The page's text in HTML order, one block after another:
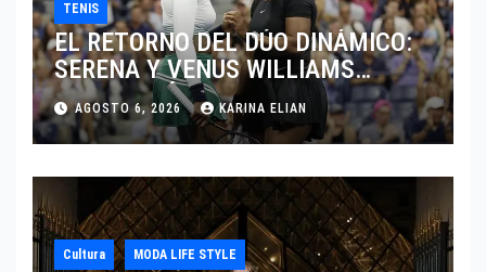
TENIS
EL RETORNO DEL DÚO DINÁMICO:
SERENA Y VENUS WILLIAMS
DISPUTARÁN LOS DOBLES EN
CINCINNATI 2026
AGOSTO 6, 2026 KARINA ELIAN
Cultura MODA LIFE STYLE